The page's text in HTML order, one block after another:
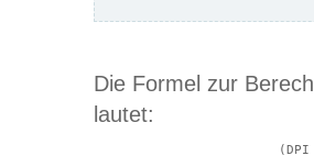
Die Formel zur
lautet: